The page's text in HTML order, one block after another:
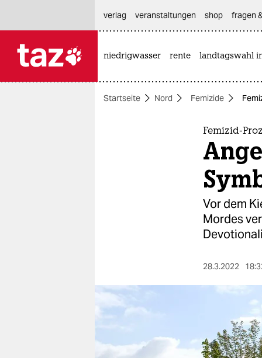
themen
nord
wahrheit
verlag
verlag
veranstaltungen shop fragen
niedrigwasser rente landtagswahl
Startseite Nord Femizide
Femizid-
Vor dem
Mordes
28.3.2022